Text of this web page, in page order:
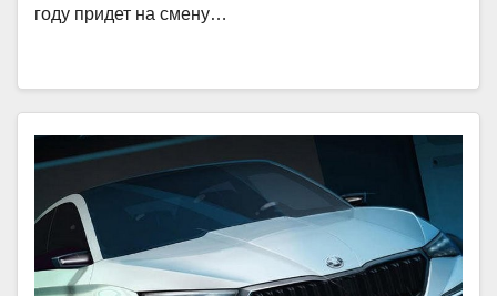
году придет на смену…